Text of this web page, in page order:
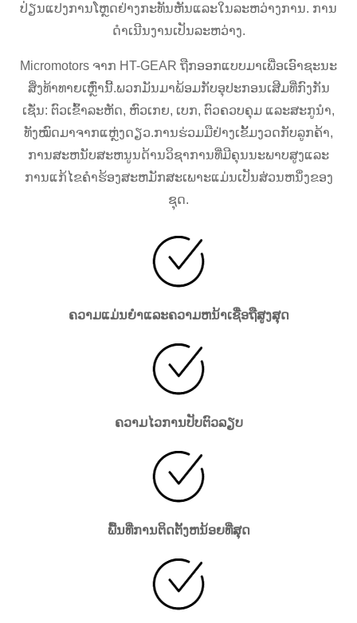
ປ່ຽນແປງການໂຫຼດຢ່າງກະທັນຫັນແລະໃນລະຫວ່າງການ. ການ​
ດໍາ​ເນີນ​ງານ​ເປັນ​ລະ​ຫວ່າງ​.
Micromotors ຈາກ HT-GEAR ຖືກອອກແບບມາເພື່ອເອົາຊະນະ
ສິ່ງທ້າທາຍເຫຼົ່ານີ້.ພວກມັນມາພ້ອມກັບອຸປະກອນເສີມທີ່ກົງກັນ
ເຊັ່ນ: ຕົວເຂົ້າລະຫັດ, ຫົວເກຍ, ເບກ, ຕົວຄວບຄຸມ ແລະສະກູນຳ,
ທັງໝົດມາຈາກແຫຼ່ງດຽວ.ການຮ່ວມມືຢ່າງເຂັ້ມງວດກັບລູກຄ້າ,
ການສະຫນັບສະຫນູນດ້ານວິຊາການທີ່ມີຄຸນນະພາບສູງແລະ
ການແກ້ໄຂຄໍາຮ້ອງສະຫມັກສະເພາະແມ່ນເປັນສ່ວນຫນຶ່ງຂອງ
ຊຸດ.
ຄວາມແມ່ນຍໍາແລະຄວາມຫນ້າເຊື່ອຖືສູງສຸດ
ຄວາມໄວການປັບຕົວລຽບ
ພື້ນທີ່ການຕິດຕັ້ງຫນ້ອຍທີ່ສຸດ